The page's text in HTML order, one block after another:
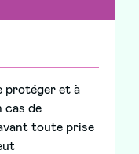
protéger et à
cas de
toute prise